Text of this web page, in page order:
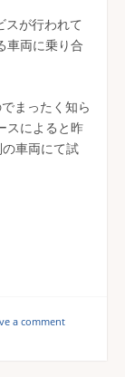
スが行われて
車両に乗り合
まったく知ら
スによると昨
車両にて試
a comment